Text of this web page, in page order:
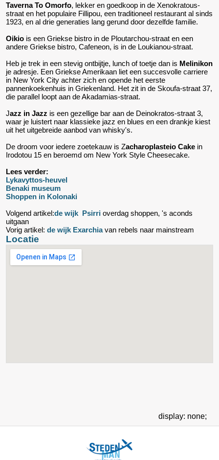
Taverna To Omorfo, lekker en goedkoop in de Xenokratous-
straat en het populaire Fillipou, een traditioneel restaurant al sinds
1923, en al drie generaties lang gerund door dezelfde familie.
Oikio is een Griekse bistro in de Ploutarchou-straat en een
andere Griekse bistro, Cafeneon, is in de Loukianou-straat.
Heb je trek in een stevig ontbijtje, lunch of toetje dan is Melinikon
je adresje. Een Griekse Amerikaan liet een succesvolle carriere
in New York City achter zich en opende het eerste
pannenkoekenhuis in Griekenland. Het zit in de Skoufa-straat 37,
die parallel loopt aan de Akadamias-straat.
Jazz in Jazz is een gezellige bar aan de Deinokratos-straat 3,
waar je luistert naar klassieke jazz en blues en een drankje kiest
uit het uitgebreide aanbod van whisky's.
De droom voor iedere zoetekauw is Zacharoplasteio Cake in
Irodotou 15 en beroemd om New York Style Cheesecake.
Lees verder:
Lykavyttos-heuvel
Benaki museum
Shoppen in Kolonaki
Volgend artikel:de wijk Psirri overdag shoppen, 's aconds
uitgaan
Vorig artikel: de wijk Exarchiavan rebels naar mainstream
Locatie
display: none;